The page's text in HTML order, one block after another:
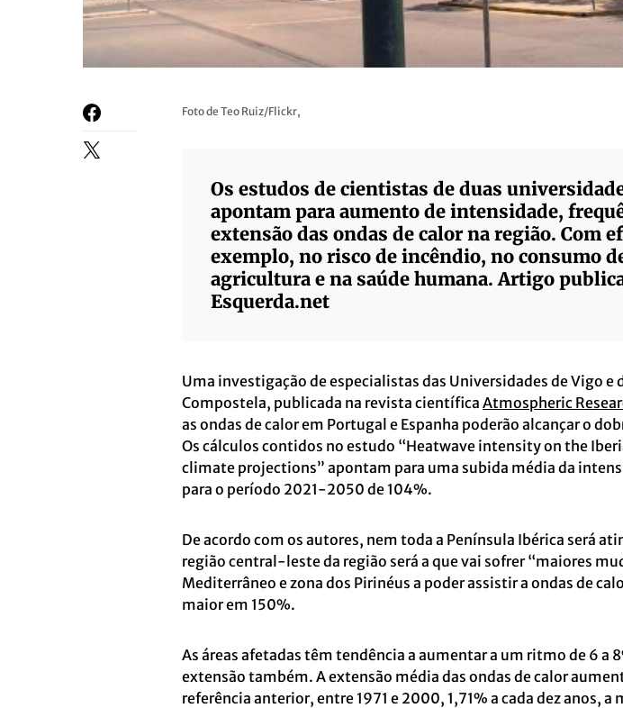
Foto de Teo Ruiz/Flickr,
Os estudos de cientistas de duas
apontam para aumento de intensidade,
extensão das ondas de calor na região. Com
exemplo, no risco de incêndio, no consumo
agricultura e na saúde humana. Artigo
Esquerda.net
Uma investigação de especialistas das Universidades de Vigo e
Compostela, publicada na revista científica Atmospheric
as ondas de calor em Portugal e Espanha poderão alcançar o
Os cálculos contidos no estudo “Heatwave intensity on the
climate projections” apontam para uma subida média da
para o período 2021-2050 de 104%.
De acordo com os autores, nem toda a Península Ibérica será
região central-leste da região será a que vai sofrer “maiores
Mediterrâneo e zona dos Pirinéus a poder assistir a ondas de
maior em 150%.
As áreas afetadas têm tendência a aumentar a um ritmo de 6 a
extensão também. A extensão média das ondas de calor
referência anterior, entre 1971 e 2000, 1,71% a cada dez anos,